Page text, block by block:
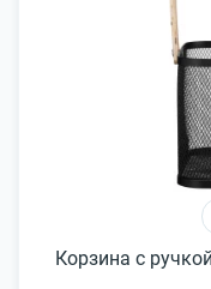
Корзина с